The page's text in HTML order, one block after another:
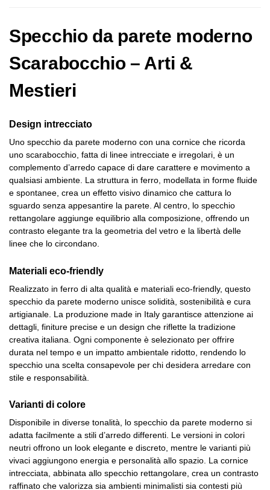
Specchio da parete moderno
Scarabocchio – Arti &
Mestieri
Design intrecciato
Uno specchio da parete moderno con una cornice che ricorda
uno scarabocchio, fatta di linee intrecciate e irregolari, è un
complemento d’arredo capace di dare carattere e movimento a
qualsiasi ambiente. La struttura in ferro, modellata in forme fluide
e spontanee, crea un effetto visivo dinamico che cattura lo
sguardo senza appesantire la parete. Al centro, lo specchio
rettangolare aggiunge equilibrio alla composizione, offrendo un
contrasto elegante tra la geometria del vetro e la libertà delle
linee che lo circondano.
Materiali eco-friendly
Realizzato in ferro di alta qualità e materiali eco-friendly, questo
specchio da parete moderno unisce solidità, sostenibilità e cura
artigianale. La produzione made in Italy garantisce attenzione ai
dettagli, finiture precise e un design che riflette la tradizione
creativa italiana. Ogni componente è selezionato per offrire
durata nel tempo e un impatto ambientale ridotto, rendendo lo
specchio una scelta consapevole per chi desidera arredare con
stile e responsabilità.
Varianti di colore
Disponibile in diverse tonalità, lo specchio da parete moderno si
adatta facilmente a stili d’arredo differenti. Le versioni in colori
neutri offrono un look elegante e discreto, mentre le varianti più
vivaci aggiungono energia e personalità allo spazio. La cornice
intrecciata, abbinata allo specchio rettangolare, crea un contrasto
raffinato che valorizza sia ambienti minimalisti sia contesti più